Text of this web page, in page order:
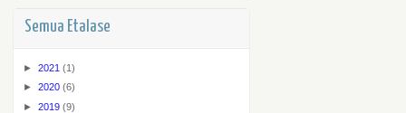
Semua Etalase
► 2021 (1)
► 2020 (6)
► 2019 (9)